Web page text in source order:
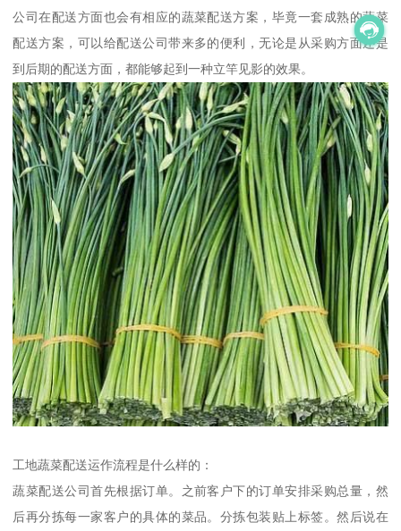
公司在配送方面也会有相应的蔬菜配送方案，毕竟一套成熟的蔬菜
配送方案，可以给配送公司带来多的便利，无论是从采购方面还是
到后期的配送方面，都能够起到一种立竿见影的效果。
工地蔬菜配送运作流程是什么样的：
蔬菜配送公司首先根据订单。之前客户下的订单安排采购总量，然
后再分拣每一家客户的具体的菜品。分拣包装贴上标签。然后说在